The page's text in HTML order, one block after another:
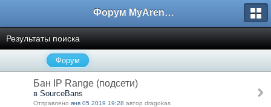
Форум MyArena.ru
Результаты поиска
Форум
Бан IP Range (подсети)
в SourceBans
Отправлено янв 05 2019 19:28 автор dragokas